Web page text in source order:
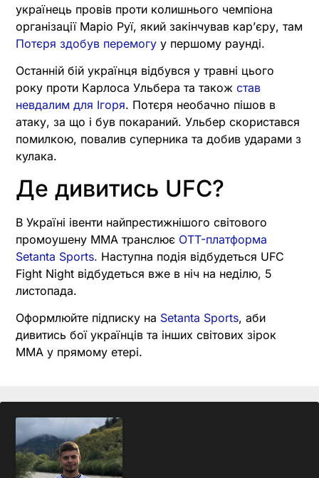
українець провів проти колишнього чемпіона
організації Маріо Руї, який закінчував кар’єру, там
Потєря здобув перемогу у першому раунді.
Останній бій українця відбувся у травні цього
року проти Карлоса Ульбера та також став
невдалим для Ігоря. Потєря необачно пішов в
атаку, за що і був покараний. Ульбер скористався
помилкою, повалив суперника та добив ударами з
кулака.
Де дивитись UFC?
В Україні івенти найпрестижнішого світового
промоушену MMA транслює OTT-платформа
Setanta Sports. Наступна подія відбудеться UFC
Fight Night відбудеться вже в ніч на неділю, 5
листопада.
Оформлюйте підписку на Setanta Sports, аби
дивитись бої українців та інших світових зірок
MMA у прямому етері.